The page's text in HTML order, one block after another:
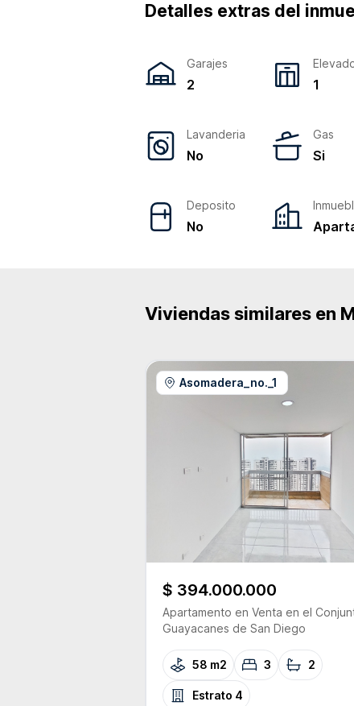
Detalles extras del
Garajes
2 1
Lavanderia
No
Gas
Si
Deposito
No
Viviendas similares en
Asomadera_no._1
$ 394.000.000
Apartamento en Venta en el
Guayacanes de San Diego
58 m2 3 2
Estrato 4